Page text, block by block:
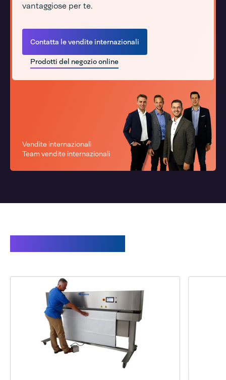
vantaggiose per te.
Contatta le vendite internazionali
Prodotti del negozio online
Vendite internazionali
Team vendite internazionali